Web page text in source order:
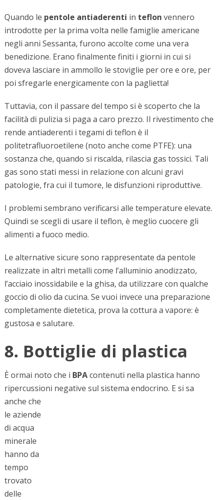
Quando le pentole antiaderenti in teflon vennero
introdotte per la prima volta nelle famiglie americane
negli anni Sessanta, furono accolte come una vera
benedizione. Erano finalmente finiti i giorni in cui si
doveva lasciare in ammollo le stoviglie per ore e ore, per
poi sfregarle energicamente con la paglietta!
Tuttavia, con il passare del tempo si è scoperto che la
facilità di pulizia si paga a caro prezzo. Il rivestimento che
rende antiaderenti i tegami di teflon è il
politetrafluoroetilene (noto anche come PTFE): una
sostanza che, quando si riscalda, rilascia gas tossici. Tali
gas sono stati messi in relazione con alcuni gravi
patologie, fra cui il tumore, le disfunzioni riproduttive.
I problemi sembrano verificarsi alle temperature elevate.
Quindi se scegli di usare il teflon, è meglio cuocere gli
alimenti a fuoco medio.
Le alternative sicure sono rappresentate da pentole
realizzate in altri metalli come l’alluminio anodizzato,
l’acciaio inossidabile e la ghisa, da utilizzare con qualche
goccio di olio da cucina. Se vuoi invece una preparazione
completamente dietetica, prova la cottura a vapore: è
gustosa e salutare.
8. Bottiglie di plastica
È ormai noto che i BPAcontenuti nella plastica hanno
ripercussioni negative sul sistema endocrino. E si sa
anche che
le aziende
di acqua
minerale
hanno da
tempo
trovato
delle